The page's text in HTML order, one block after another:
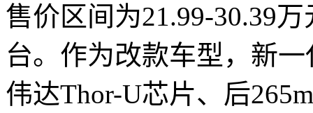
售价区间为21.99-30.39
台。作为改款车型，新
伟达Thor-U芯片、后